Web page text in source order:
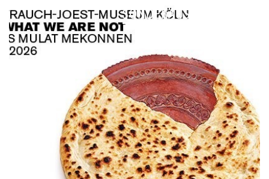
SONDERAUSSTELLUNG